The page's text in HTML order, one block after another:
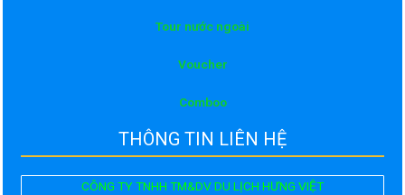
Tour nước ngoài
Voucher
Comboo
THÔNG TIN LIÊN HỆ
CÔNG TY TNHH TM&DV DU LỊCH HƯNG VIỆT